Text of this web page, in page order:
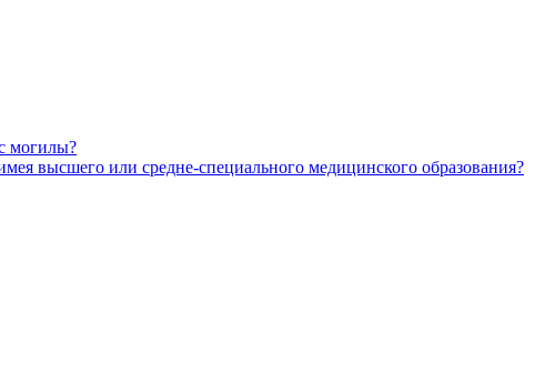
могилы?
высшего или средне-специального медицинского образования?